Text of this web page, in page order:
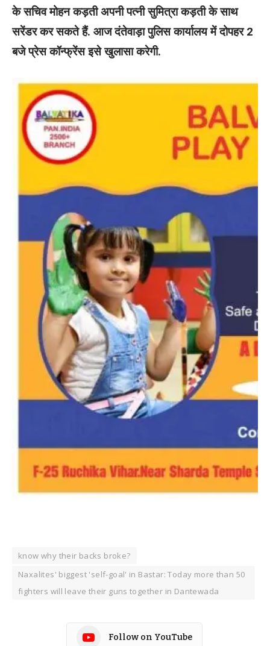
के सचिव मोहन कड़ती अपनी पत्नी सुमित्रा कड़ती के साथ
सरेंडर कर सकते हैं. आज दंतेवाड़ा पुलिस कार्यालय में दोपहर 2
बजे प्रेस कॉन्फ्रेंस इसे खुलासा करेगी.
know why their backs broke?
Naxalites' biggest 'self-goal' in Bastar: Today more than 50
fighters will leave their guns together in Dantewada
Follow on YouTube